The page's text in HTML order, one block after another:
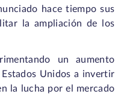
hace tiempo sus
la ampliación de los
un aumento
Unidos a invertir
la lucha por el mercado